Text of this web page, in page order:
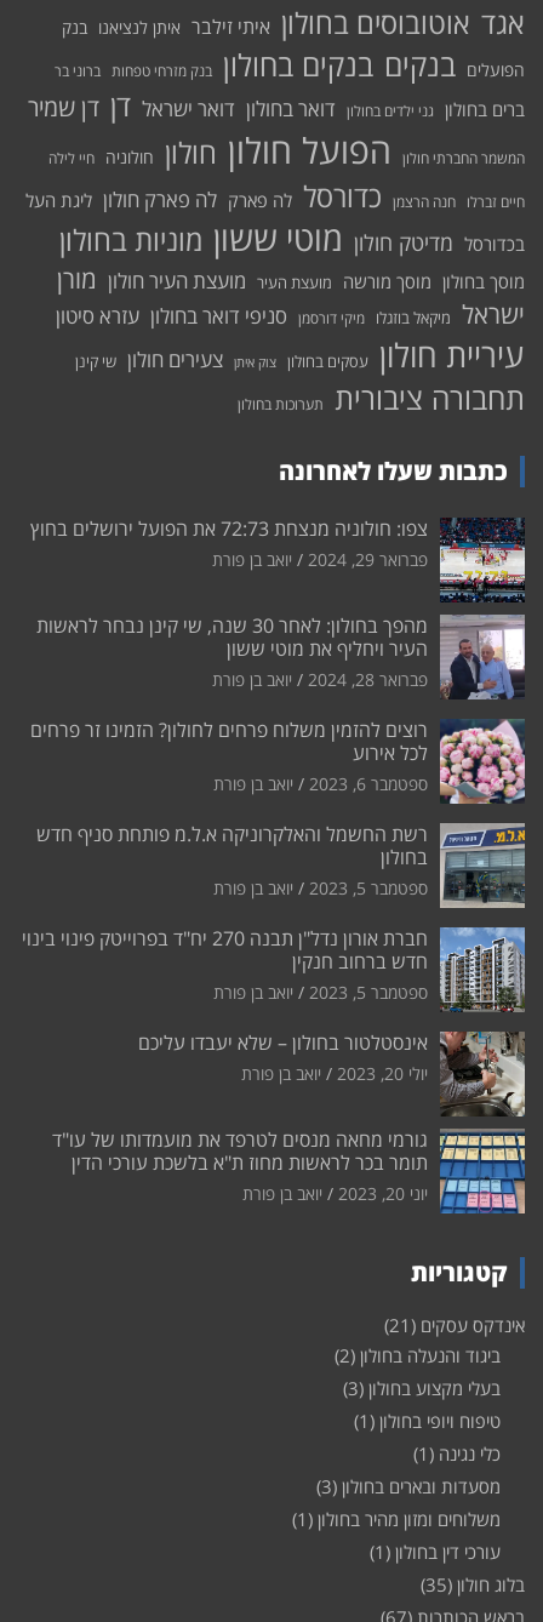
אגד אוטובוסים בחולון איתי זילבר איתן לנציאנו בנק
הפועלים בנקים בנקים בחולון בנק מזרחי טפחות ברוני בר
ברים בחולון גני ילדים בחולון דואר בחולון דואר ישראל דן דן שמיר
המשמר החברתי חולון הפועל חולון חולון חולוניה חיי לילה
חיים זברלו חנה הרצמן כדורסל לה פארק לה פארק חולון ליגת העל
בכדורסל מדיטק חולון מוטי ששון מוניות בחולון
מוסך בחולון מוסך מורשה מועצת העיר מועצת העיר חולון מורן
ישראל מיקאל בוזגלו מיקי דורסמן סניפי דואר בחולון עזרא סיטון
עיריית חולון עסקים בחולון צוק איתן צעירים חולון שי קינן
תחבורה ציבורית תערוכות בחולון
כתבות שעלו לאחרונה
צפו: חולוניה מנצחת 72:73 את הפועל ירושלים בחוץ
פברואר 29, 2024 יואב בן פורת
מהפך בחולון: לאחר 30 שנה, שי קינן נבחר לראשות
העיר ויחליף את מוטי ששון
פברואר 28, 2024 יואב בן פורת
רוצים להזמין משלוח פרחים לחולון? הזמינו זר פרחים
לכל אירוע
ספטמבר 6, 2023 יואב בן פורת
רשת החשמל והאלקרוניקה א.ל.מ פותחת סניף חדש
בחולון
ספטמבר 5, 2023 יואב בן פורת
חברת אורון נדל"ן תבנה 270 יח"ד בפרוייטק פינוי בינוי
חדש ברחוב חנקין
ספטמבר 5, 2023 יואב בן פורת
אינסטלטור בחולון – שלא יעבדו עליכם
יולי 20, 2023 יואב בן פורת
גורמי מחאה מנסים לטרפד את מועמדותו של עו"ד
תומר בכר לראשות מחוז ת"א בלשכת עורכי הדין
יוני 20, 2023 יואב בן פורת
קטגוריות
אינדקס עסקים (21)
ביגוד והנעלה בחולון (2)
בעלי מקצוע בחולון (3)
טיפוח ויופי בחולון (1)
כלי נגינה (1)
מסעדות ובארים בחולון (3)
משלוחים ומזון מהיר בחולון (1)
עורכי דין בחולון (1)
בלוג חולון (35)
בראש הכותרות (67)